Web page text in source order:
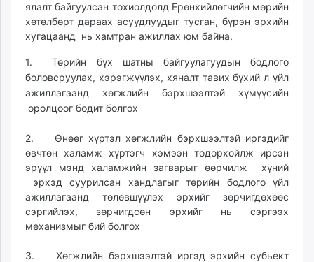
today.mn
zuv.mn
mminfo.mn
ugluu.mn
urlag.mn
unen.mn
asu.mn
shudarga.mn
shuurhai.mn
unuudur.mn
isee.mn
mglradio.com
fact.mn
tumen.mn
ялалт байгуулсан тохиолдолд Ерөнхийлөгчийн мөрийн
хөтөлбөрт дараах асуудлуудыг тусган, бүрэн эрхийн
хугацаанд нь хамтран ажиллах юм байна.
1. Төрийн бүх шатны байгуулагуудын бодлого
боловсруулах, хэрэгжүүлэх, хяналт тавих бүхий л үйл
ажиллагаанд хөгжлийн бэрхшээлтэй хүмүүсийн
оролцоог бодит болгох
2. Өнөөг хүртэл хөгжлийн бэрхшээлтэй иргэдийг
өвчтөн халамж хүртэгч хэмээн тодорхойлж ирсэн
эрүүл мэнд халамжийн загварыг өөрчилж хүний
эрхэд суурилсан хандлагыг төрийн бодлого үйл
ажиллагаанд төлөвшүүлэх эрхийг зөрчигдөхөөс
сэргийлэх, зөрчигдсөн эрхийг нь сэргээх
механизмыг бий болгох
3. Хөгжлийн бэрхшээлтэй иргэд эрхийн субьект